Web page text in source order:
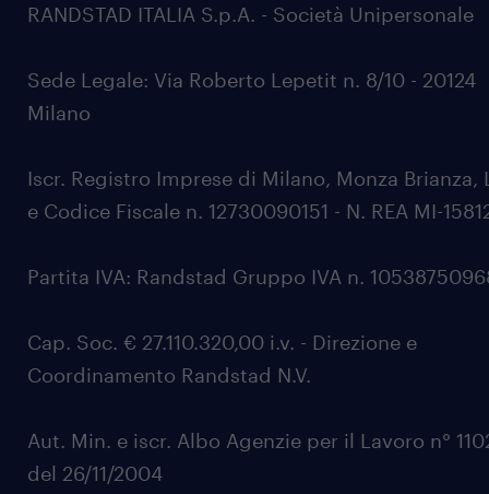
RANDSTAD ITALIA S.p.A. - Società Unipersonale
Sede Legale: Via Roberto Lepetit n. 8/10 - 20124
Milano
Iscr. Registro Imprese di Milano, Monza Brianza,
e Codice Fiscale n. 12730090151 - N. REA MI-
Partita IVA: Randstad Gruppo IVA n.
Cap. Soc. € 27.110.320,00 i.v. - Direzione e
Coordinamento Randstad N.V.
Aut. Min. e iscr. Albo Agenzie per il Lavoro n°
del 26/11/2004